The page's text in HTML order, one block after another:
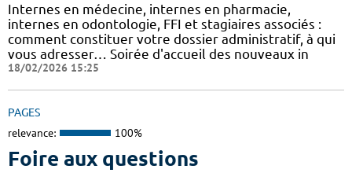
Internes en médecine, internes en pharmacie,
internes en odontologie, FFI et stagiaires associés :
comment constituer votre dossier administratif, à qui
vous adresser… Soirée d'accueil des nouveaux in
18/02/2026 15:25
PAGES
relevance: 100%
Foire aux questions